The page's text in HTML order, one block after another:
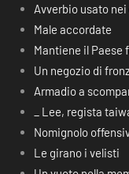
Avverbio usato
Male accordate
Mantiene il Paese
Un negozio di
Armadio a
_ Lee, regista
Nomignolo
Le girano i velisti